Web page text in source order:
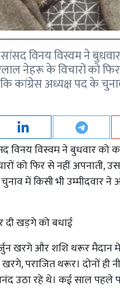
सांसद विनय विस्वम ने
नेहरू के विचारों को
कांग्रेस अध्यक्ष पद के
विनय विस्वम ने बुधवार
को फिर से नहीं अपनाती,
में किसी भी उम्मीदवार
दी खड़गे को बधाई
खरगे और शशि थरूर मैदान
खरगे, पराजित थरूर। दोनों
उठा रहे थे। कई साल पहले